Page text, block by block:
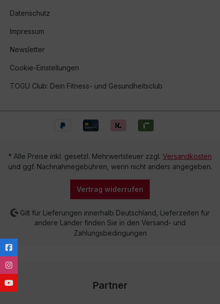
Datenschutz
Impressum
Newsletter
Cookie-Einstellungen
TOGU Club: Dein Fitness- und Gesundheitsclub
* Alle Preise inkl. gesetzl. Mehrwertsteuer zzgl. Versandkosten
und ggf. Nachnahmegebühren, wenn nicht anders angegeben.
Vertrag widerrufen
Gilt für Lieferungen innerhalb Deutschland, Lieferzeiten für
andere Länder finden Sie in den Versand- und
Zahlungsbedingungen
Partner